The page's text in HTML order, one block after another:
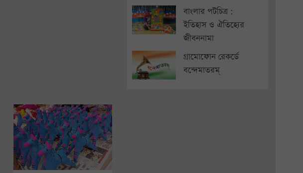
বাংলার পটচিত্র :
ইতিহাস ও ঐতিহ্যের
জীবননামা
গ্রামোফোন রেকর্ডে
বন্দেমাতরম্